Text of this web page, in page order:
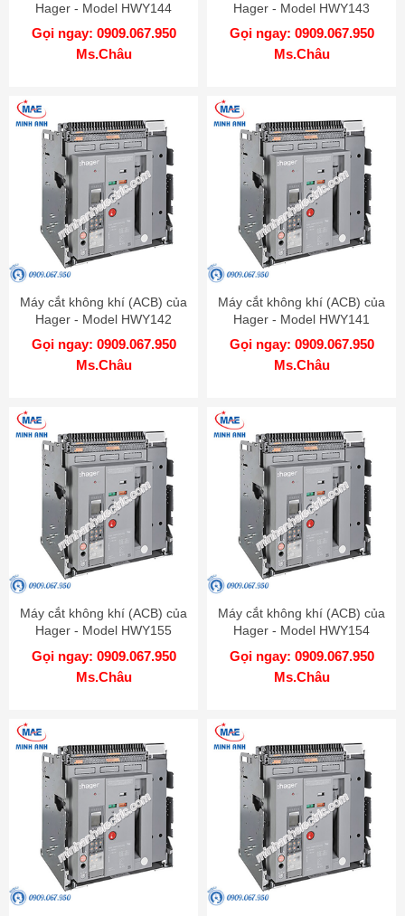
Hager - Model HWY144
Gọi ngay: 0909.067.950
Ms.Châu
Hager - Model HWY143
Gọi ngay: 0909.067.950
Ms.Châu
Máy cắt không khí (ACB) của
Hager - Model HWY142
Gọi ngay: 0909.067.950
Ms.Châu
Máy cắt không khí (ACB) của
Hager - Model HWY141
Gọi ngay: 0909.067.950
Ms.Châu
Máy cắt không khí (ACB) của
Hager - Model HWY155
Gọi ngay: 0909.067.950
Ms.Châu
Máy cắt không khí (ACB) của
Hager - Model HWY154
Gọi ngay: 0909.067.950
Ms.Châu